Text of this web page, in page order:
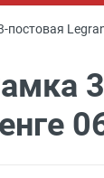
постовая